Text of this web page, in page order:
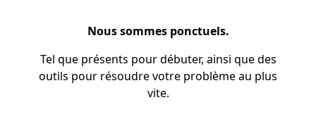
Nous sommes ponctuels.
Tel que présents pour débuter, ainsi que des
outils pour résoudre votre problème au plus
vite.